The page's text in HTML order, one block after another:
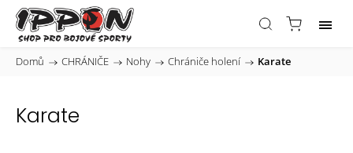
Domů / CHRÁNIČE / Nohy / Chrániče holení / Karate
Karate